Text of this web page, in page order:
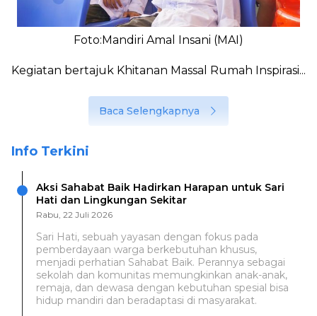
Foto:Mandiri Amal Insani (MAI)
Kegiatan bertajuk Khitanan Massal Rumah Inspirasi...
Baca Selengkapnya
Info Terkini
Aksi Sahabat Baik Hadirkan Harapan untuk Sari
Hati dan Lingkungan Sekitar
Rabu, 22 Juli 2026
Sari Hati, sebuah yayasan dengan fokus pada
pemberdayaan warga berkebutuhan khusus,
menjadi perhatian Sahabat Baik. Perannya sebagai
sekolah dan komunitas memungkinkan anak-anak,
remaja, dan dewasa dengan kebutuhan spesial bisa
hidup mandiri dan beradaptasi di masyarakat.